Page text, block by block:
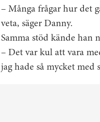
– Många frågar hur det
veta, säger Danny.
Samma stöd kände han
– Det var kul att vara
jag hade så mycket